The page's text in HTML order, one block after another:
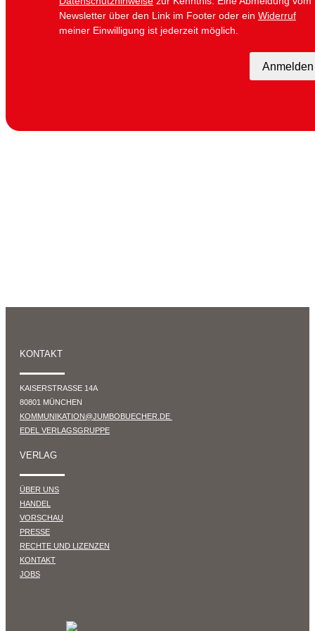
Newsletter über den Link im Footer oder ein Widerruf
meiner Einwilligung ist jederzeit möglich.
Anmelden
KONTAKT
KAISERSTRASSE 14A
80801 MÜNCHEN
KOMMUNIKATION@JUMBOBUECHER.DE
EDEL VERLAGSGRUPPE
VERLAG
ÜBER UNS
HANDEL
VORSCHAU
PRESSE
RECHTE UND LIZENZEN
KONTAKT
JOBS